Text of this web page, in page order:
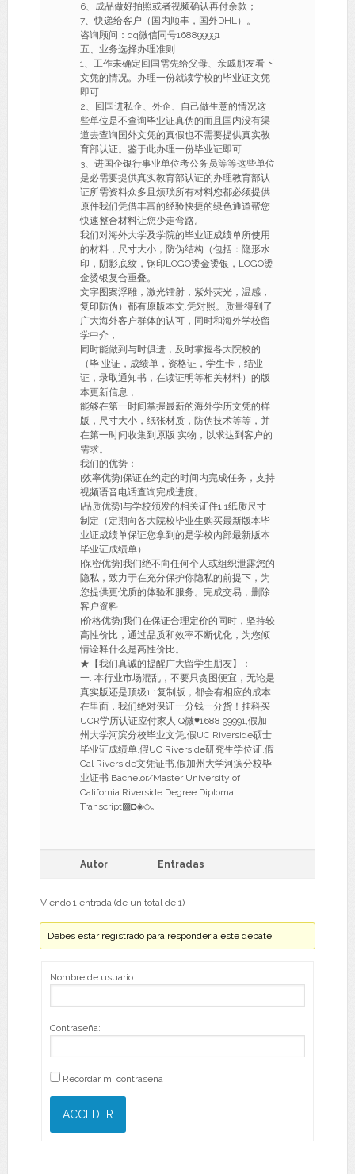
6、成品做好拍照或者视频确认再付余款；
7、快递给客户（国内顺丰，国外DHL）。
咨询顾问：qq微信同号168899991
五、业务选择办理准则
1、工作未确定回国需先给父母、亲戚朋友看下
文凭的情况。办理一份就读学校的毕业证文凭
即可
2、回国进私企、外企、自己做生意的情况这
些单位是不查询毕业证真伪的而且国内没有渠
道去查询国外文凭的真假也不需要提供真实教
育部认证。鉴于此办理一份毕业证即可
3、进国企银行事业单位考公务员等等这些单位
是必需要提供真实教育部认证的办理教育部认
证所需资料众多且烦琐所有材料您都必须提供
原件我们凭借丰富的经验快捷的绿色通道帮您
快速整合材料让您少走弯路。
我们对海外大学及学院的毕业证成绩单所使用
的材料，尺寸大小，防伪结构（包括：隐形水
印，阴影底纹，钢印LOGO烫金烫银，LOGO烫
金烫银复合重叠。
文字图案浮雕，激光镭射，紫外荧光，温感，
复印防伪）都有原版本文,凭对照。质量得到了
广大海外客户群体的认可，同时和海外学校留
学中介，
同时能做到与时俱进，及时掌握各大院校的
（毕 业证，成绩单，资格证，学生卡，结业
证，录取通知书，在读证明等相关材料）的版
本更新信息，
能够在第一时间掌握最新的海外学历文凭的样
版，尺寸大小，纸张材质，防伪技术等等，并
在第一时间收集到原版 实物，以求达到客户的
需求。
我们的优势：
[效率优势]保证在约定的时间内完成任务，支持
视频语音电话查询完成进度。
[品质优势]与学校颁发的相关证件1:1纸质尺寸
制定（定期向各大院校毕业生购买最新版本毕
业证成绩单保证您拿到的是学校内部最新版本
毕业证成绩单）
[保密优势]我们绝不向任何个人或组织泄露您的
隐私，致力于在充分保护你隐私的前提下，为
您提供更优质的体验和服务。完成交易，删除
客户资料
[价格优势]我们在保证合理定价的同时，坚持较
高性价比，通过品质和效率不断优化，为您倾
情诠释什么是高性价比。
★【我们真诚的提醒广大留学生朋友】：
一. 本行业市场混乱，不要只贪图便宜，无论是
真实版还是顶级1:1复制版，都会有相应的成本
在里面，我们绝对保证一分钱一分货！挂科买
UCR学历认证应付家人,Q微♥1688 99991,假加
州大学河滨分校毕业文凭,假UC Riverside硕士
毕业证成绩单,假UC Riverside研究生学位证,假
Cal Riverside文凭证书,假加州大学河滨分校毕
业证书 Bachelor/Master University of
California Riverside Degree Diploma
Transcript▩◘◈◇｡
Autor Entradas
Viendo 1 entrada (de un total de 1)
Debes estar registrado para responder a este debate.
Nombre de usuario:
Contraseña:
Recordar mi contraseña
ACCEDER